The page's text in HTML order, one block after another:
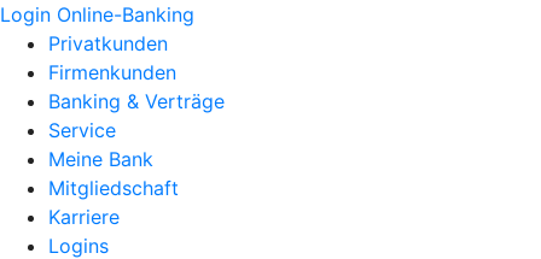
Login Online-Banking
Privatkunden
Firmenkunden
Banking & Verträge
Service
Meine Bank
Mitgliedschaft
Karriere
Logins